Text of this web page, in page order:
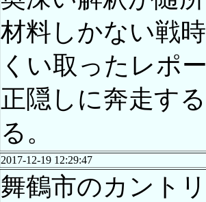
材料しかない戦
くい取ったレポ
正隠しに奔走す
る。
2017-12-19 12:29:47
舞鶴市のカント